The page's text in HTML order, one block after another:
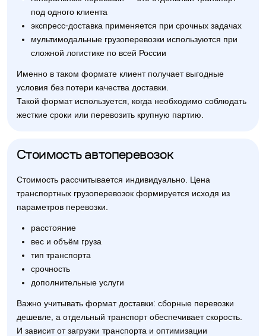
под одного клиента
экспресс-доставка применяется при срочных задачах
мультимодальные грузоперевозки используются при
сложной логистике по всей России
Именно в таком формате клиент получает выгодные
условия без потери качества доставки.
Такой формат используется, когда необходимо соблюдать
жесткие сроки или перевозить крупную партию.
Стоимость автоперевозок
Стоимость рассчитывается индивидуально. Цена
транспортных грузоперевозок формируется исходя из
параметров перевозки.
расстояние
вес и объём груза
тип транспорта
срочность
дополнительные услуги
Важно учитывать формат доставки: сборные перевозки
дешевле, а отдельный транспорт обеспечивает скорость.
И зависит от загрузки транспорта и оптимизации